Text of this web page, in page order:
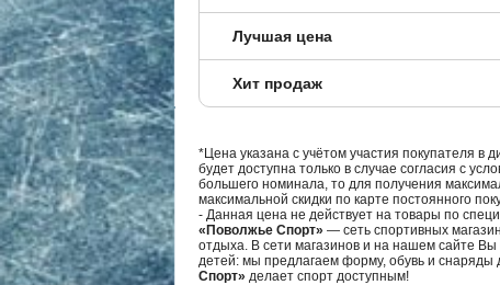
Лучшая цена
Хит продаж
*Цена указана с учётом участия покупателя в
будет доступна только в случае согласия с
большего номинала, то для получения
максимальной скидки по карте постоянного
- Данная цена не действует на товары по
«Поволжье Спорт» — сеть спортивных
отдыха. В сети магазинов и на нашем сайте
детей: мы предлагаем форму, обувь и снаряды
Спорт» делает спорт доступным!